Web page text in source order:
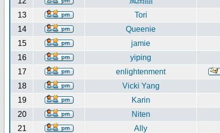
13
Tori
14
Queenie
15
jamie
16
yiping
17
enlightenment
18
Vicki Yang
19
Karin
20
Niten
21
Ally